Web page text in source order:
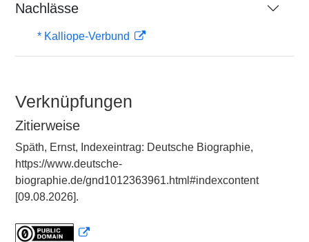
Nachlässe
* Kalliope-Verbund
Verknüpfungen
Zitierweise
Späth, Ernst, Indexeintrag: Deutsche Biographie,
https://www.deutsche-
biographie.de/gnd1012363961.html#indexcontent
[09.08.2026].